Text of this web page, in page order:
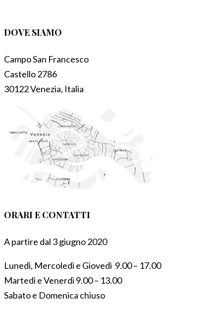
DOVE SIAMO
Campo San Francesco
Castello 2786
30122 Venezia, Italia
ORARI E CONTATTI
A partire dal 3 giugno 2020
Lunedì, Mercoledì e Giovedì 9.00 – 17.00
Martedì e Venerdì 9.00 – 13.00
Sabato e Domenica chiuso